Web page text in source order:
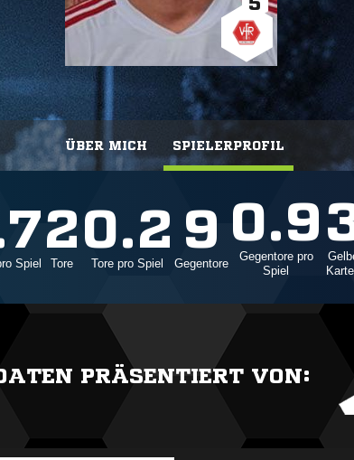
ÜBER MICH SPIELERPROFIL
Spiel
2
Tore
0.2
Tore pro Spiel
9
Gegentore
0.9
Gegentore pro
Spiel
PRÄSENTIERT VON: